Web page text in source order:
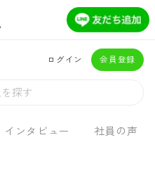
ログイン 会員登録
探す
インタビュー 社員の声